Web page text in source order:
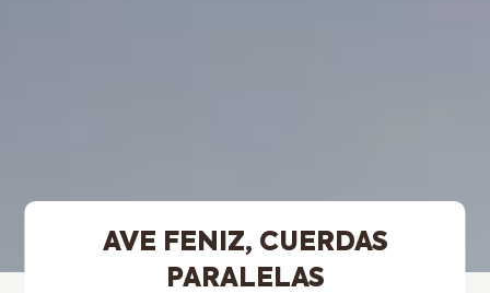
AVE FENIZ, CUERDAS
PARALELAS